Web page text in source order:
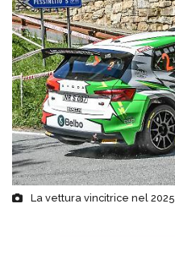
La vettura vincitrice nel 2025